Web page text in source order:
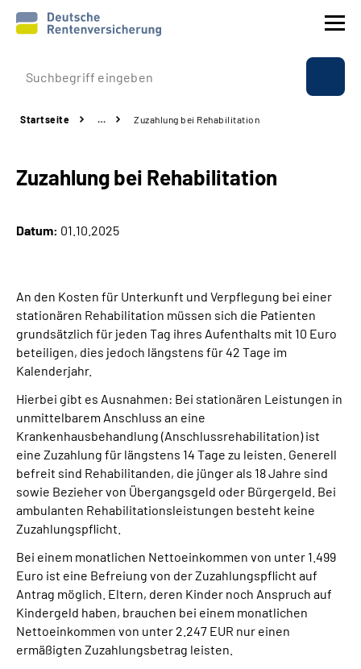
Prävention
Rente
Beratung & Kontakt
Über uns & Presse
Online-Services
Suche
Language
Inhalte in Gebärdensprache (DGS)
Leichte Sprache
Mein Kundenportal
Startseite … Zuzahlung bei Rehabilitation
Zuzahlung bei Rehabilitation
Datum: 01.10.2025
An den Kosten für Unterkunft und Verpflegung bei einer
stationären Rehabilitation müssen sich die Patienten
grundsätzlich für jeden Tag ihres Aufenthalts mit 10 Euro
beteiligen, dies jedoch längstens für 42 Tage im
Kalenderjahr.
Hierbei gibt es Ausnahmen: Bei stationären Leistungen in
unmittelbarem Anschluss an eine
Krankenhausbehandlung (Anschlussrehabilitation) ist
eine Zuzahlung für längstens 14 Tage zu leisten. Generell
befreit sind Rehabilitanden, die jünger als 18 Jahre sind
sowie Bezieher von Übergangsgeld oder Bürgergeld. Bei
ambulanten Rehabilitationsleistungen besteht keine
Zuzahlungspflicht.
Bei einem monatlichen Nettoeinkommen von unter 1.499
Euro ist eine Befreiung von der Zuzahlungspflicht auf
Antrag möglich. Eltern, deren Kinder noch Anspruch auf
Kindergeld haben, brauchen bei einem monatlichen
Nettoeinkommen von unter 2.247 EUR nur einen
ermäßigten Zuzahlungsbetrag leisten.